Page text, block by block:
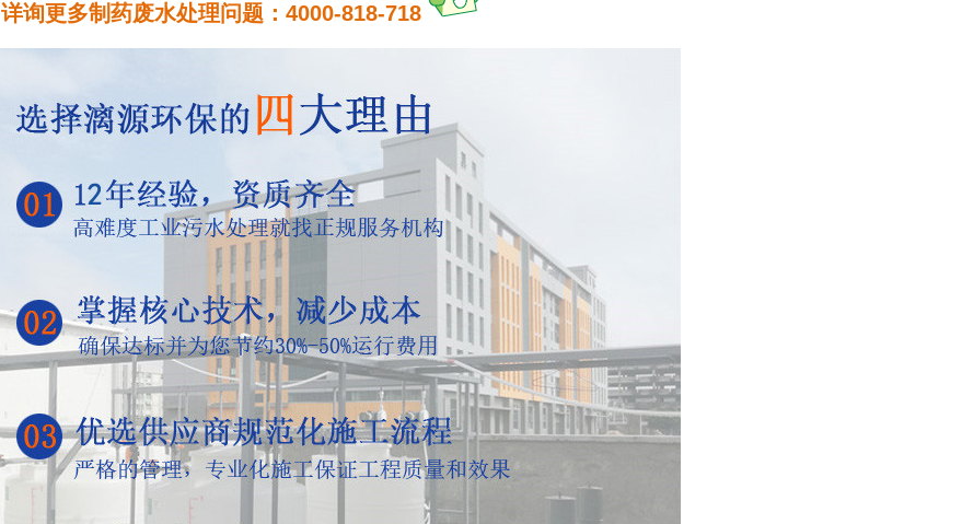
详询更多制药废水处理问题： 4000-818-718